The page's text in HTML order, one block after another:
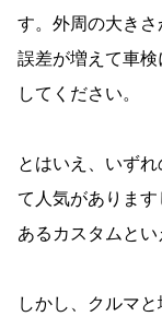
す。外周の大き
誤差が増えて車
してください。
とはいえ、いず
て人気がありま
あるカスタムとい
しかし、クルマ